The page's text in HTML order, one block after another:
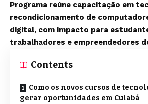
Programa reúne capacitação em
recondicionamento de
digital, com impacto para
trabalhadores e empreendedores
Contents
Como os novos cursos de
gerar oportunidades em Cuiabá